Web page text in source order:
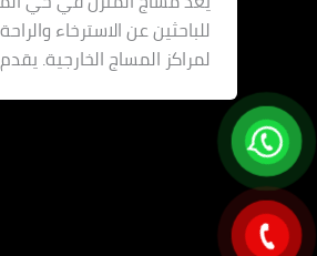
للباحثين عن الاسترخاء
لمراكز المساج الخارجية.